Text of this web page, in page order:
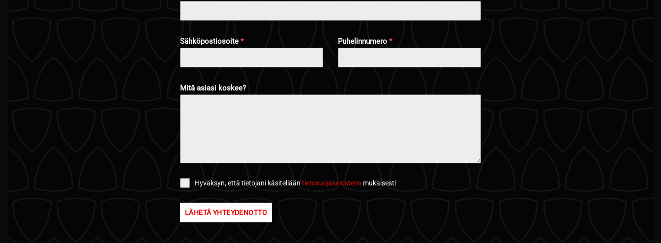
Sähköpostiosoite * Puhelinnumero *
Mitä asiasi koskee?
Hyväksyn, että tietojani käsitellään tietosuojaselosteen mukaisesti
LÄHETÄ YHTEYDENOTTO